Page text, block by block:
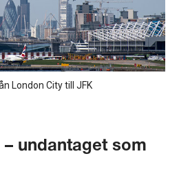
London City till JFK
– undantaget som